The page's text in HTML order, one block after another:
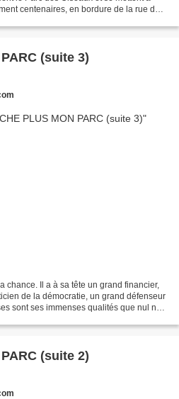
centenaires, en bordure de la rue des
(suite 3)
chance. Il a à sa tête un grand financier,
de la démocratie, un grand défenseur
sont ses immenses qualités que nul ne
(suite 2)